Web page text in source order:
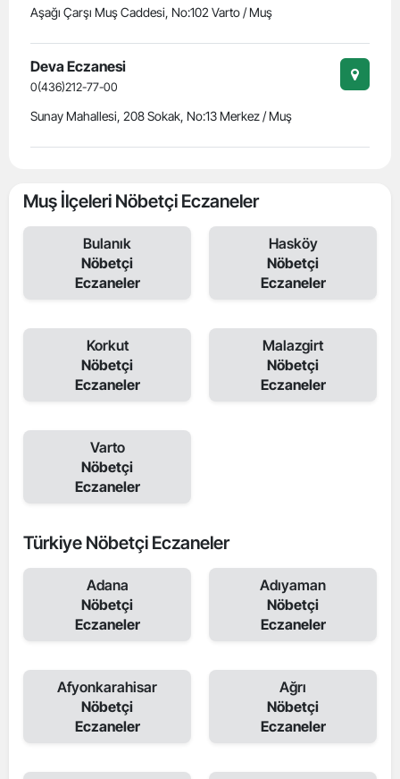
Aşağı Çarşı Muş Caddesi, No:102 Varto / Muş
Deva Eczanesi
0(436)212-77-00
Sunay Mahallesi, 208 Sokak, No:13 Merkez / Muş
Muş İlçeleri Nöbetçi Eczaneler
Bulanık
Nöbetçi
Eczaneler
Hasköy
Nöbetçi
Eczaneler
Korkut
Nöbetçi
Eczaneler
Malazgirt
Nöbetçi
Eczaneler
Varto
Nöbetçi
Eczaneler
Türkiye Nöbetçi Eczaneler
Adana
Nöbetçi
Eczaneler
Adıyaman
Nöbetçi
Eczaneler
Afyonkarahisar
Nöbetçi
Eczaneler
Ağrı
Nöbetçi
Eczaneler